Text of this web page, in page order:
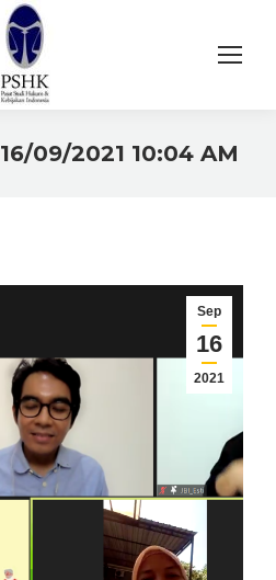
16/09/2021 10:04 AM
Sep
16
2021